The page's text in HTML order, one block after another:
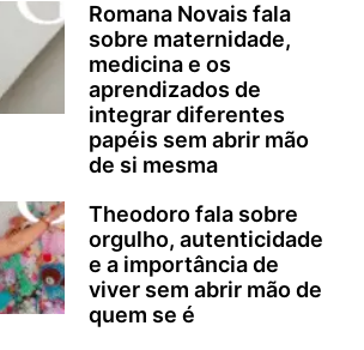
Romana Novais fala
sobre maternidade,
medicina e os
aprendizados de
integrar diferentes
papéis sem abrir mão
de si mesma
Theodoro fala sobre
orgulho, autenticidade
e a importância de
viver sem abrir mão de
quem se é